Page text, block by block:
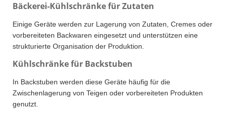
Bäckerei-Kühlschränke für Zutaten
Einige Geräte werden zur Lagerung von Zutaten, Cremes oder
vorbereiteten Backwaren eingesetzt und unterstützen eine
strukturierte Organisation der Produktion.
Kühlschränke für Backstuben
In Backstuben werden diese Geräte häufig für die
Zwischenlagerung von Teigen oder vorbereiteten Produkten
genutzt.